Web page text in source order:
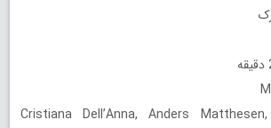
: Cristiana Dell’Anna, Anders